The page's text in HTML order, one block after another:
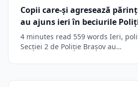
Copii care-și agresează
au ajuns ieri în beciurile
ce și-au terorizat mamele
4 minutes read 559 words Ieri,
Secției 2 de Poliție Brașov au…